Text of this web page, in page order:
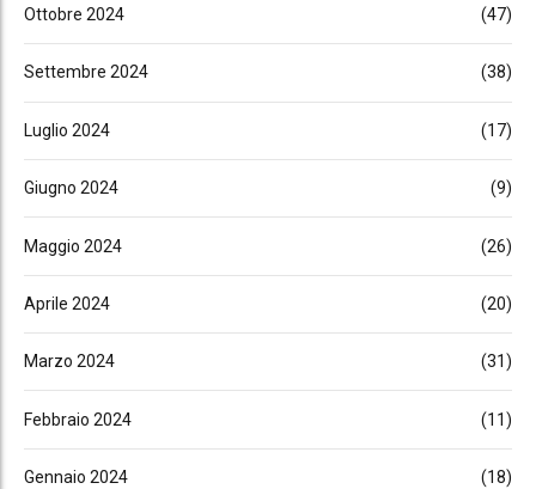
Ottobre 2024 (47)
Settembre 2024 (38)
Luglio 2024 (17)
Giugno 2024 (9)
Maggio 2024 (26)
Aprile 2024 (20)
Marzo 2024 (31)
Febbraio 2024 (11)
Gennaio 2024 (18)